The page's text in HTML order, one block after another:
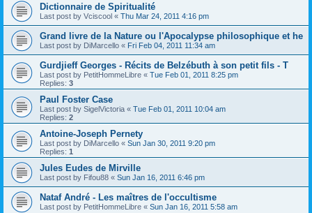
Dictionnaire de Spiritualité
Last post by Vciscool « Thu Mar 24, 2011 4:16 pm
Grand livre de la Nature ou l'Apocalypse philosophique et he
Last post by DiMarcello « Fri Feb 04, 2011 11:34 am
Gurdjieff Georges - Récits de Belzébuth à son petit fils - T
Last post by PetitHommeLibre « Tue Feb 01, 2011 8:25 pm
Replies: 3
Paul Foster Case
Last post by SigelVictoria « Tue Feb 01, 2011 10:04 am
Replies: 2
Antoine-Joseph Pernety
Last post by DiMarcello « Sun Jan 30, 2011 9:20 pm
Replies: 1
Jules Eudes de Mirville
Last post by Fifou88 « Sun Jan 16, 2011 6:46 pm
Nataf André - Les maîtres de l'occultisme
Last post by PetitHommeLibre « Sun Jan 16, 2011 5:58 am